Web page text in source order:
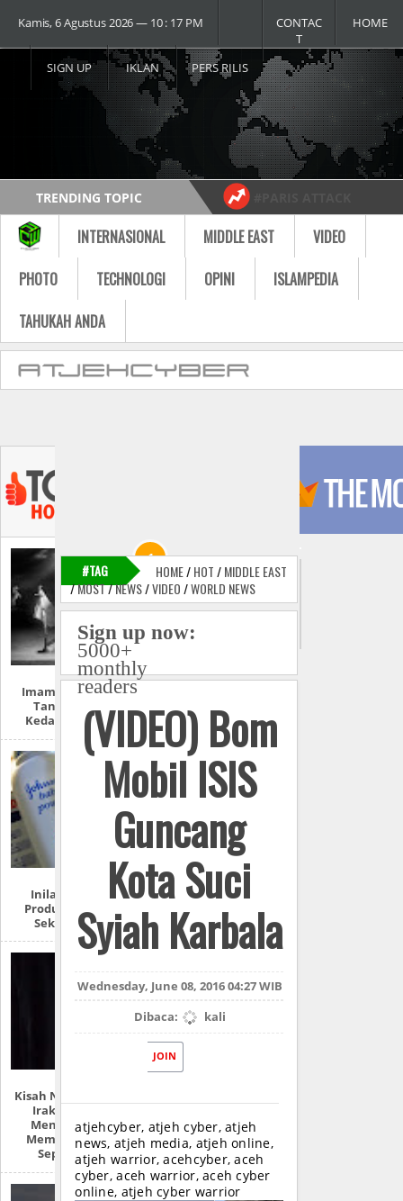
Kamis, 6 Agustus 2026 ― 10 : 17 PM HOME
CONTAC
T
PERS RILIS
IKLAN
SIGN UP
TRENDING TOPIC
#USA vs RUSSIA #MOST VIDEO
Follow
INTERNASIONAL MIDDLE EAST
VIDEO
PHOTO
TECHNOLOGI OPINI
ISLAMPEDIA
TAHUKAH ANDA
Imam Mahdi Dan
Tanda-Tanda
Kedatangannya
Inilah Produk-
Produk Zionis Di
Sekitar Anda
Kisah Nyata Perang
Irak: “Mereka
Menyiksa Dan
Memperkosaku
Seperti Ini!”
#TAG HOME/HOT/MIDDLE EAST
/MOST/NEWS/VIDEO/WORLD NEWS
Sign up now:
5000+
monthly
readers
(VIDEO) Bom
Mobil ISIS
Guncang
Kota Suci
Syiah Karbala
Wednesday, June 08, 2016 04:27 WIB
Dibaca:
kali
JOIN
atjehcyber, atjeh cyber, atjeh
news, atjeh media, atjeh online,
atjeh warrior, acehcyber, aceh
cyber, aceh warrior, aceh cyber
online, atjeh cyber warrior